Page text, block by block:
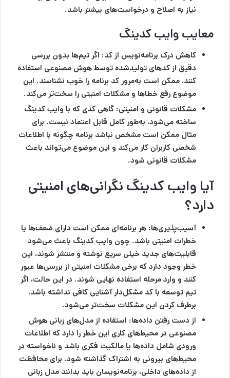
نیاز به اصلاح و درخواست‌های بیشتر باشد.
معایب وایب کدینگ
کاهش درک برنامه‌نویس از کد: اگر تیم‌ها بدون بررسی
دقیق از کدهای تولیدشده توسط هوش مصنوعی استفاده
کنند، ممکن است به‌مرور کد برنامه را خوب نشناسند. این
موضوع رفع خطاها و مشکلات امنیتی را سخت‌تر می‌کند.
مشکلات قانونی و امنیتی: گاهی کدی که با وایب کدینگ
ساخته می‌شود، به‌طور کامل قابل اعتماد نیست. برای
مثال ممکن است مشخص نباشد برنامه چگونه با اطلاعات
شخصی کاربران کار می‌کند و این موضوع می‌تواند باعث
مشکلات قانونی شود.
آیا وایب کدینگ نگرانی‌های امنیتی
دارد؟
آسیب‌پذیری‌ها: هر برنامه‌ای ممکن است دارای ضعف‌ها یا
خطرات امنیتی باشد. چون وایب کدینگ باعث می‌شود
قابلیت‌های جدید خیلی سریع نوشته و منتشر شوند، این
خطر وجود دارد که برخی مشکلات امنیتی از بررسی‌ها عبور
کنند و وارد مرحله استفاده نهایی شوند. در این حالت، اگر
تیم توسعه با کد مشکل‌دار آشنایی کافی نداشته باشد،
برطرف کردن این مشکلات سخت‌تر می‌شود.
از دست رفتن داده‌ها: استفاده از مدل‌های زبانی هوش
مصنوعی در محیط‌های کاری این خطر را دارد که اطلاعات
ورودی شامل داده‌ها یا مالکیت فکری باشد و ناخواسته در
محیط‌های بیرونی به اشتراک گذاشته شود. برای محافظت
از داده‌های داخلی، برنامه‌نویسان باید بدانند مدل زبانی